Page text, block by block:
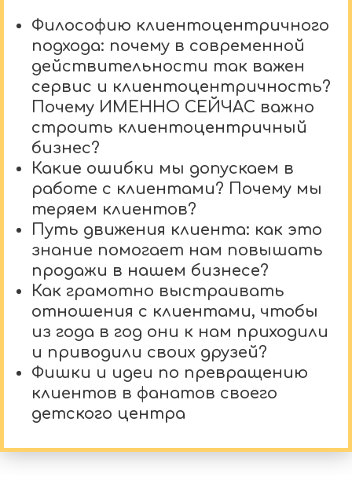
Философию клиентоцентричного
подхода: почему в современной
действительности так важен
сервис и клиентоцентричность?
Почему ИМЕННО СЕЙЧАС важно
строить клиентоцентричный
бизнес?
Какие ошибки мы допускаем в
работе с клиентами? Почему мы
теряем клиентов?
Путь движения клиента: как это
знание помогает нам повышать
продажи в нашем бизнесе?
Как грамотно выстраивать
отношения с клиентами, чтобы
из года в год они к нам приходили
и приводили своих друзей?
Фишки и идеи по превращению
клиентов в фанатов своего
детского центра